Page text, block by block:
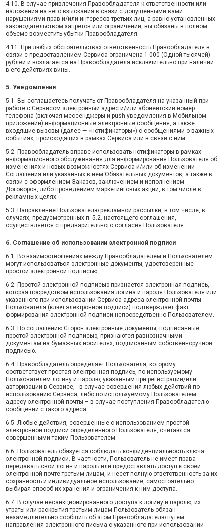
4.10. В случае привлечения Правообладателя к ответственности или
наложения на него взыскания в связи с допущенными вами
нарушениями прав и/или интересов третьих лиц, а равно установленных
законодательством запретов или ограничений, вы обязаны в полном
объеме возместить убытки Правообладателя.
4.11. При любых обстоятельствах ответственность Правообладателя в
связи с предоставлением Сервиса ограничена 1 000 (Одной тысячей)
рублей и возлагается на Правообладателя исключительно при наличии
в его действиях вины.
5. Уведомления
5.1. Вы соглашаетесь получать от Правообладателя на указанный при
работе с Сервисом электронный адрес и/или абонентский номер
телефона (включая мессенджеры и push-уведомления в Мобильном
приложении) информационные электронные сообщения, а также
входящие вызовы (далее — «нотификаторы») с сообщениями о важных
событиях, происходящих в рамках Сервиса или в связи с ним.
5.2. Правообладатель вправе использовать нотификаторы в рамках
информационного обслуживания для информирования Пользователя об
изменениях и новых возможностях Сервиса и/или об изменении
Соглашения или указанных в нем Обязательных документов, а также в
связи с оформлением Заказов, заключением и исполнением
Договоров, либо проведением маркетинговых акций, в том числе в
рекламных целях.
5.3. Направление Пользователю рекламной рассылки, в том числе, в
случаях, предусмотренных п. 5.2. настоящего соглашения,
осуществляется с предварительного согласия Пользователя.
6. Соглашение об использовании электронной подписи
6.1. Во взаимоотношениях между Правообладателем и Пользователем
могут использоваться электронные документы, удостоверенные
простой электронной подписью.
6.2. Простой электронной подписью признается электронная подпись,
которая посредством использования логина и пароля Пользователя или
указанного при использовании Сервиса адреса электронной почты
Пользователя (ключ электронной подписи) подтверждает факт
формирования электронной подписи непосредственно Пользователем.
6.3. По соглашению Сторон электронные документы, подписанные
простой электронной подписью, признаются равнозначными
документам на бумажных носителях, подписанным собственноручной
подписью.
6.4. Правообладатель определяет Пользователя, которому
соответствует простая электронная подпись, по используемому
Пользователем логину и паролю, указанным при регистрации/или
авторизации в Сервисе, - в случае совершения любых действий по
использованию Сервиса, либо по используемому Пользователем
адресу электронной почты – в случае поступления Правообладателю
сообщений с такого адреса.
6.5. Любые действия, совершенные с использованием простой
электронной подписи определенного Пользователя, считаются
совершенными таким Пользователем.
6.6. Пользователь обязуется соблюдать конфиденциальность ключа
электронной подписи. В частности, Пользователь не имеет права
передавать свои логин и пароль или предоставлять доступ к своей
электронной почте третьим лицам, и несет полную ответственность за их
сохранность и индивидуальное использование, самостоятельно
выбирая способ их хранения и ограничения к ним доступа.
6.7. В случае несанкционированного доступа к логину и паролю, их
утраты или раскрытия третьим лицам Пользователь обязан
незамедлительно сообщить об этом Правообладателю путем
направления электронного письма с указанного при использовании